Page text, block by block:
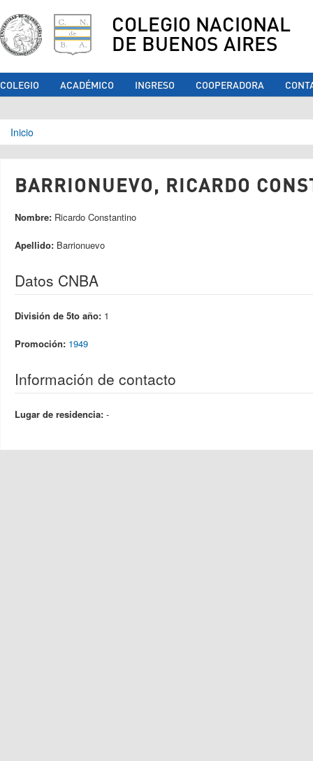
COLEGIO NACIONAL
DE BUENOS AIRES
COLEGIO ACADÉMICO INGRESO COOPERADORA
Se encuentra usted aquí
Inicio
BARRIONUEVO, RICARDO
Nombre: Ricardo Constantino
Apellido: Barrionuevo
Datos CNBA
División de 5to año: 1
Promoción: 1949
Información de contacto
Lugar de residencia: -